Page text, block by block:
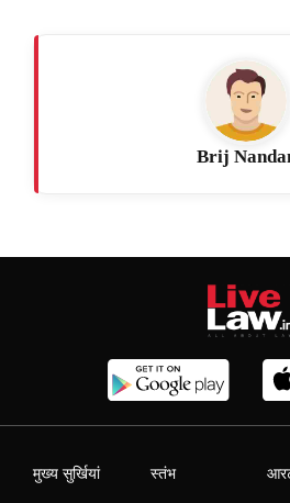
Brij
मुख्य सुर्खियां स्तंभ